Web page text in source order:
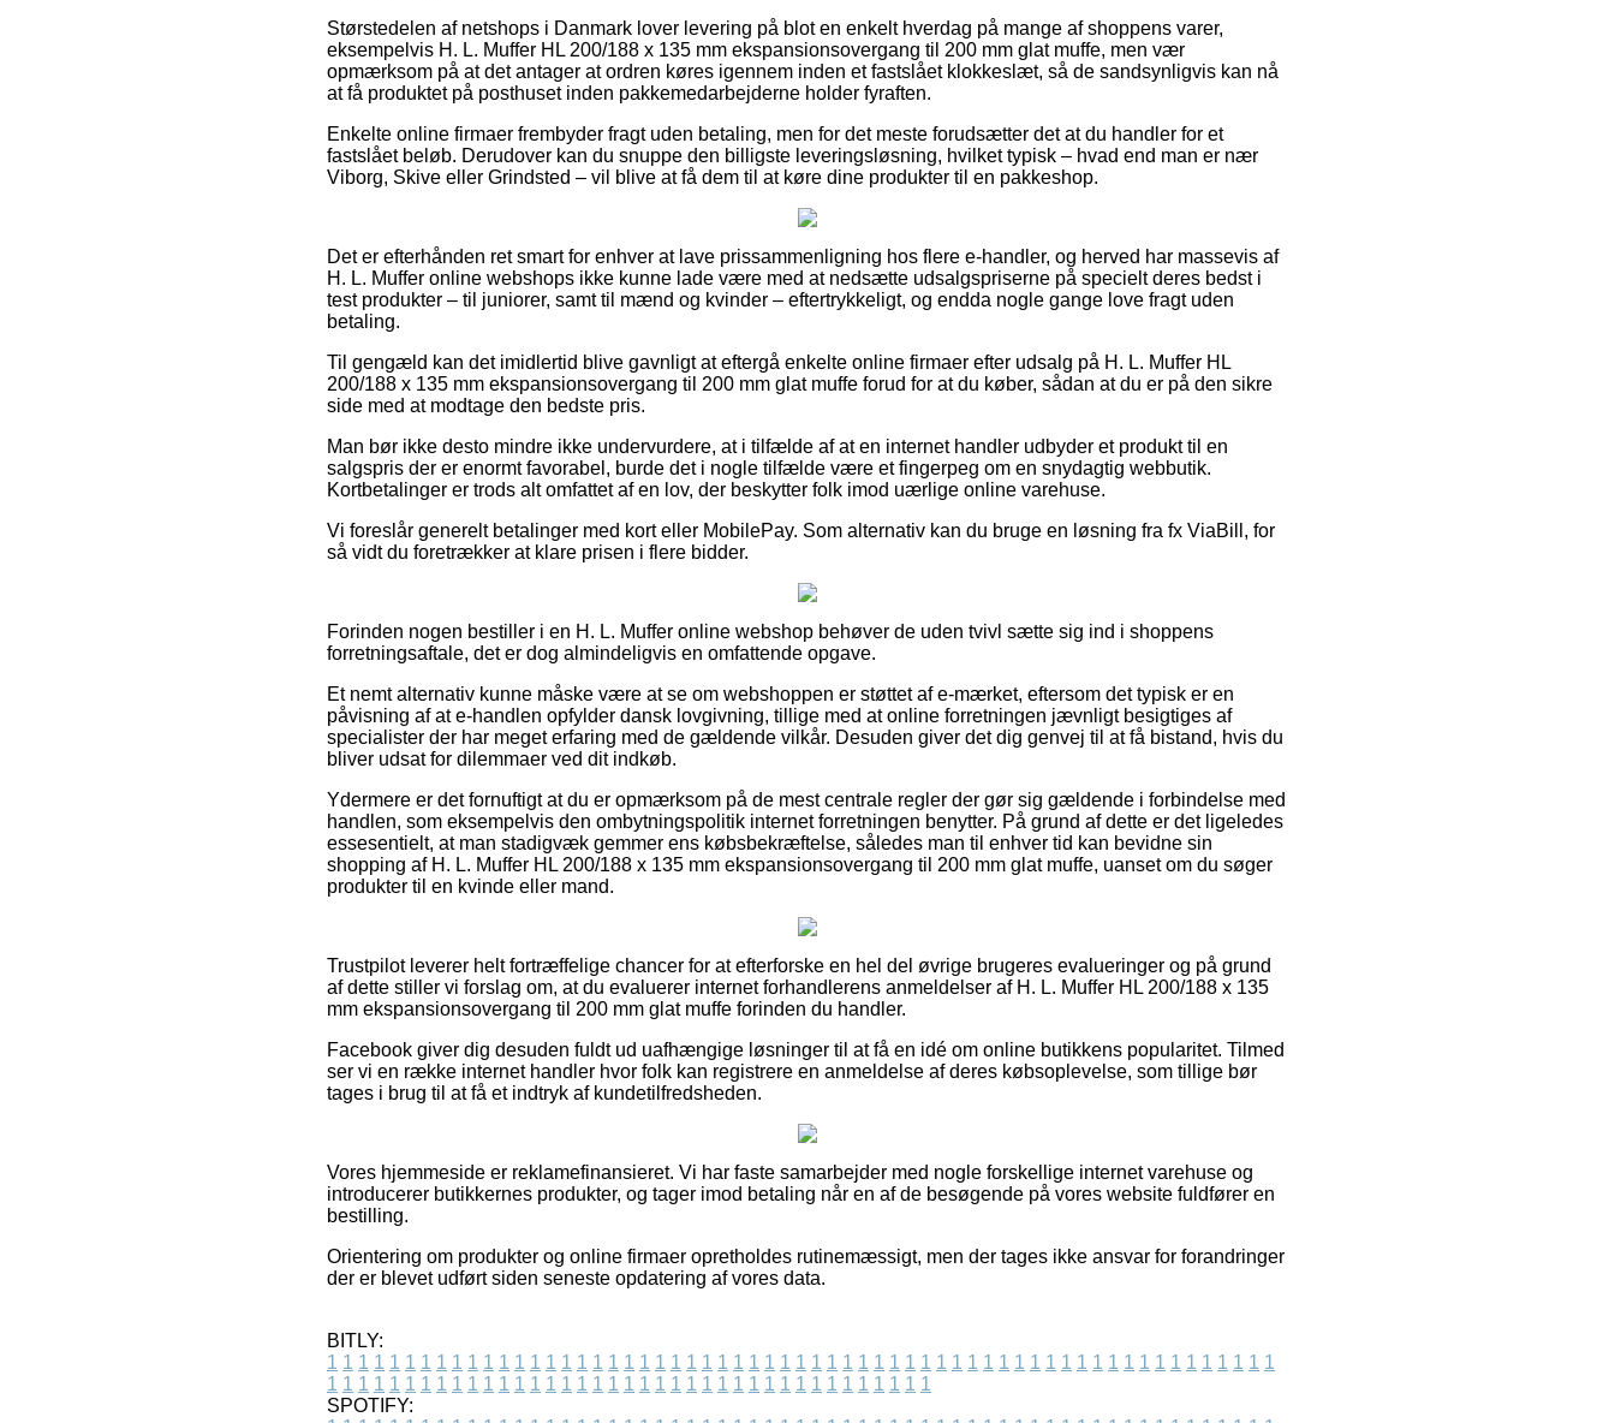
Størstedelen af netshops i Danmark lover levering på blot en enkelt hverdag på mange af shoppens varer,
eksempelvis H. L. Muffer HL 200/188 x 135 mm ekspansionsovergang til 200 mm glat muffe, men vær
opmærksom på at det antager at ordren køres igennem inden et fastslået klokkeslæt, så de sandsynligvis kan nå
at få produktet på posthuset inden pakkemedarbejderne holder fyraften.
Enkelte online firmaer frembyder fragt uden betaling, men for det meste forudsætter det at du handler for et
fastslået beløb. Derudover kan du snuppe den billigste leveringsløsning, hvilket typisk – hvad end man er nær
Viborg, Skive eller Grindsted – vil blive at få dem til at køre dine produkter til en pakkeshop.
Det er efterhånden ret smart for enhver at lave prissammenligning hos flere e-handler, og herved har massevis af
H. L. Muffer online webshops ikke kunne lade være med at nedsætte udsalgspriserne på specielt deres bedst i
test produkter – til juniorer, samt til mænd og kvinder – eftertrykkeligt, og endda nogle gange love fragt uden
betaling.
Til gengæld kan det imidlertid blive gavnligt at eftergå enkelte online firmaer efter udsalg på H. L. Muffer HL
200/188 x 135 mm ekspansionsovergang til 200 mm glat muffe forud for at du køber, sådan at du er på den sikre
side med at modtage den bedste pris.
Man bør ikke desto mindre ikke undervurdere, at i tilfælde af at en internet handler udbyder et produkt til en
salgspris der er enormt favorabel, burde det i nogle tilfælde være et fingerpeg om en snydagtig webbutik.
Kortbetalinger er trods alt omfattet af en lov, der beskytter folk imod uærlige online varehuse.
Vi foreslår generelt betalinger med kort eller MobilePay. Som alternativ kan du bruge en løsning fra fx ViaBill, for
så vidt du foretrækker at klare prisen i flere bidder.
Forinden nogen bestiller i en H. L. Muffer online webshop behøver de uden tvivl sætte sig ind i shoppens
forretningsaftale, det er dog almindeligvis en omfattende opgave.
Et nemt alternativ kunne måske være at se om webshoppen er støttet af e-mærket, eftersom det typisk er en
påvisning af at e-handlen opfylder dansk lovgivning, tillige med at online forretningen jævnligt besigtiges af
specialister der har meget erfaring med de gældende vilkår. Desuden giver det dig genvej til at få bistand, hvis du
bliver udsat for dilemmaer ved dit indkøb.
Ydermere er det fornuftigt at du er opmærksom på de mest centrale regler der gør sig gældende i forbindelse med
handlen, som eksempelvis den ombytningspolitik internet forretningen benytter. På grund af dette er det ligeledes
essesentielt, at man stadigvæk gemmer ens købsbekræftelse, således man til enhver tid kan bevidne sin
shopping af H. L. Muffer HL 200/188 x 135 mm ekspansionsovergang til 200 mm glat muffe, uanset om du søger
produkter til en kvinde eller mand.
Trustpilot leverer helt fortræffelige chancer for at efterforske en hel del øvrige brugeres evalueringer og på grund
af dette stiller vi forslag om, at du evaluerer internet forhandlerens anmeldelser af H. L. Muffer HL 200/188 x 135
mm ekspansionsovergang til 200 mm glat muffe forinden du handler.
Facebook giver dig desuden fuldt ud uafhængige løsninger til at få en idé om online butikkens popularitet. Tilmed
ser vi en række internet handler hvor folk kan registrere en anmeldelse af deres købsoplevelse, som tillige bør
tages i brug til at få et indtryk af kundetilfredsheden.
Vores hjemmeside er reklamefinansieret. Vi har faste samarbejder med nogle forskellige internet varehuse og
introducerer butikkernes produkter, og tager imod betaling når en af de besøgende på vores website fuldfører en
bestilling.
Orientering om produkter og online firmaer opretholdes rutinemæssigt, men der tages ikke ansvar for forandringer
der er blevet udført siden seneste opdatering af vores data.
BITLY:
1 1 1 1 1 1 1 1 1 1 1 1 1 1 1 1 1 1 1 1 1 1 1 1 1 1 1 1 1 1 1 1 1 1 1 1 1 1 1 1 1 1 1 1 1 1 1 1 1 1 1 1 1 1 1 1 1 1 1 1 1
1 1 1 1 1 1 1 1 1 1 1 1 1 1 1 1 1 1 1 1 1 1 1 1 1 1 1 1 1 1 1 1 1 1 1 1 1 1 1
SPOTIFY: